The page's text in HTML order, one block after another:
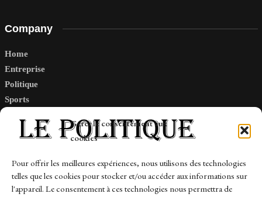
Gérer le consentement aux
cookies
Pour offrir les meilleures expériences, nous utilisons des technologies
telles que les cookies pour stocker et/ou accéder aux informations sur
l'appareil. Le consentement à ces technologies nous permettra de
Company
Home
Entreprise
Politique
Sports
Links